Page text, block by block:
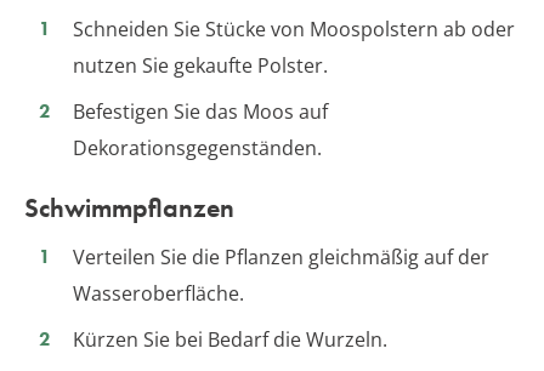
Schneiden Sie Stücke von Moospolstern ab oder
nutzen Sie gekaufte Polster.
Befestigen Sie das Moos auf
Dekorationsgegenständen.
Schwimmpflanzen
Verteilen Sie die Pflanzen gleichmäßig auf der
Wasseroberfläche.
Kürzen Sie bei Bedarf die Wurzeln.